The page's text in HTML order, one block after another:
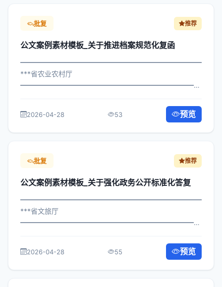
批复 推荐
公文案例素材模板_关于推进档案规范化复函
***省农业农村厅
关于推进档案规范化复函管理...
2026-04-28 53 预览
批复 推荐
公文案例素材模板_关于强化政务公开标准化答复
***省文旅厅
机构： 为深入贯彻落实习近平总书记关...
2026-04-28 55 预览